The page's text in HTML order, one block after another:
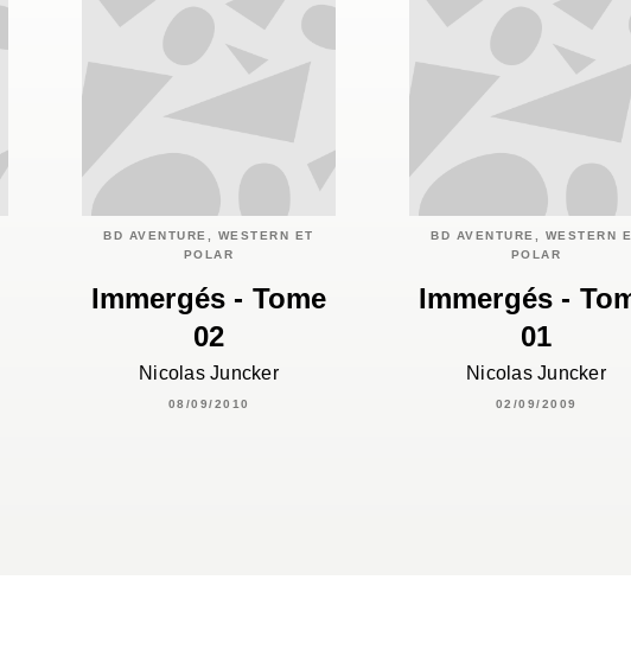
BD AVENTURE, WESTERN ET
POLAR
Immergés - Tome
02
Nicolas Juncker
08/09/2010
BD AVENTURE, WESTERN
POLAR
Immergés -
01
Nicolas Juncker
02/09/2009